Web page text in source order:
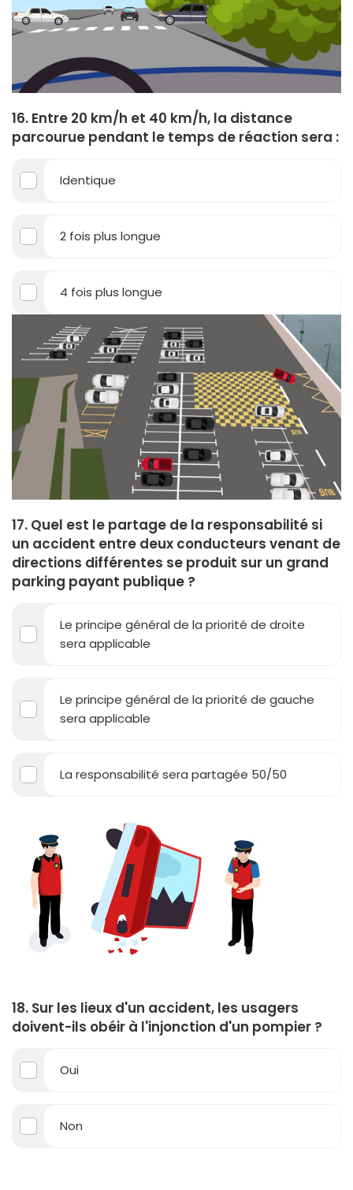
16. Entre 20 km/h et 40 km/h, la distance
parcourue pendant le temps de réaction sera :
Identique
2 fois plus longue
4 fois plus longue
17. Quel est le partage de la responsabilité si
un accident entre deux conducteurs venant de
directions différentes se produit sur un grand
parking payant publique ?
Le principe général de la priorité de droite
sera applicable
Le principe général de la priorité de gauche
sera applicable
La responsabilité sera partagée 50/50
18. Sur les lieux d'un accident, les usagers
doivent-ils obéir à l'injonction d'un pompier ?
Oui
Non